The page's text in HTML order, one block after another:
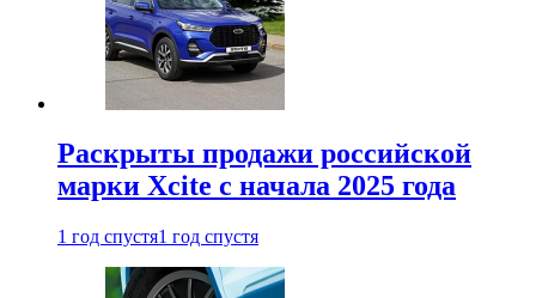
Раскрыты продажи российской
марки Xcite с начала 2025 года
1 год спустя1 год спустя